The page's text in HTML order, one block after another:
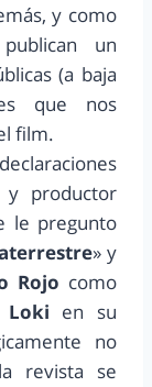
y como
un
(a baja
que nos
film.
y productor
le pregunto
» y
Rojo como
Loki en su
no
revista se